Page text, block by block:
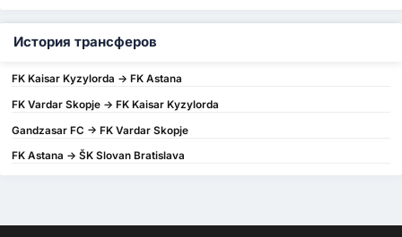
История трансферов
FK Kaisar Kyzylorda -> FK Astana
FK Vardar Skopje -> FK Kaisar Kyzylorda
Gandzasar FC -> FK Vardar Skopje
FK Astana -> ŠK Slovan Bratislava